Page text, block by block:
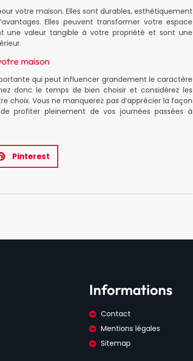
votre maison. Elles sont durables, esthétiquement
Elles peuvent transformer votre espace
une valeur tangible à votre propriété et sont une
maison
qui peut influencer grandement le caractère
donc le temps de bien choisir et considérez les
choix. Vous ne manquerez pas d’apprécier la façon
profiter pleinement de vos journées passées à
Pinterest
Informations
Contact
Mentions légales
Sitemap